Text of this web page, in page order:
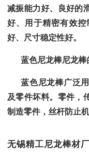
减振能力好、良好的
好、用于精密有效
好、尺寸稳定性好。
蓝色尼龙棒尼龙
蓝色尼龙棒广泛
及零件坏料。零件，
制造零件，丝杆防止
无锡精工尼龙棒材厂